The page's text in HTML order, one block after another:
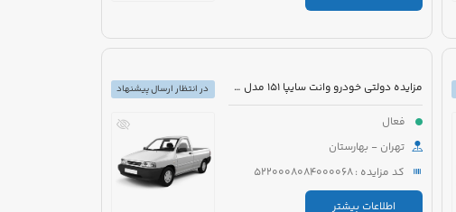
مزایده دولتی خودرو وانت سایپا 151 مدل 1403 رنگ سفید روغنی
فعال
تهران - بهارستان
کد مزایده : 5220008084000068
اطلاعات بیشتر
در انتظار ارسال پیشنهاد